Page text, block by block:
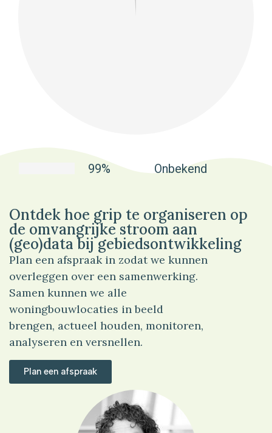
99% Onbekend
Ontdek hoe grip te organiseren op
de omvangrijke stroom aan
(geo)data bij gebiedsontwikkeling
Plan een afspraak in zodat we kunnen
overleggen over een samenwerking.
Samen kunnen we alle
woningbouwlocaties in beeld
brengen, actueel houden, monitoren,
analyseren en versnellen.
Plan een afspraak